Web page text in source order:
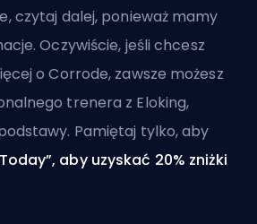
czytaj dalej, ponieważ mamy
Oczywiście, jeśli chcesz
o Corrode, zawsze możesz
trenera z Eloking,
Pamiętaj tylko, aby
aby uzyskać 20% zniżki